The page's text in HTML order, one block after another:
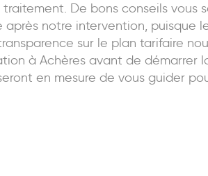
De bons conseils vous
notre intervention, puisque
sur le plan tarifaire
à Achères avant de démarrer
en mesure de vous guider